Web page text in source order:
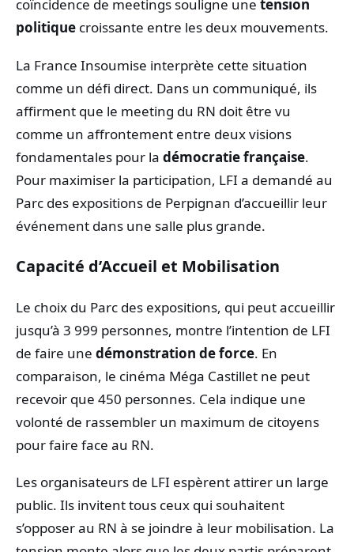
coïncidence de meetings souligne une tension
politique croissante entre les deux mouvements.
La France Insoumise interprète cette situation
comme un défi direct. Dans un communiqué, ils
affirment que le meeting du RN doit être vu
comme un affrontement entre deux visions
fondamentales pour la démocratie française.
Pour maximiser la participation, LFI a demandé au
Parc des expositions de Perpignan d’accueillir leur
événement dans une salle plus grande.
Capacité d’Accueil et Mobilisation
Le choix du Parc des expositions, qui peut accueillir
jusqu’à 3 999 personnes, montre l’intention de LFI
de faire une démonstration de force. En
comparaison, le cinéma Méga Castillet ne peut
recevoir que 450 personnes. Cela indique une
volonté de rassembler un maximum de citoyens
pour faire face au RN.
Les organisateurs de LFI espèrent attirer un large
public. Ils invitent tous ceux qui souhaitent
s’opposer au RN à se joindre à leur mobilisation. La